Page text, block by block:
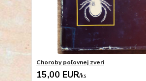
Choroby poľovnej zveri
15,00 EUR/ks